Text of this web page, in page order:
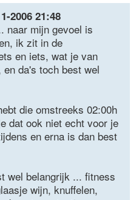
2006 21:48
naar mijn gevoel is
ik zit in de
en iets, wat je van
da's toch best wel
die omstreeks 02:00h
dat ook niet echt voor je
en erna is dan best
wel belangrijk ... fitness
wijn, knuffelen,